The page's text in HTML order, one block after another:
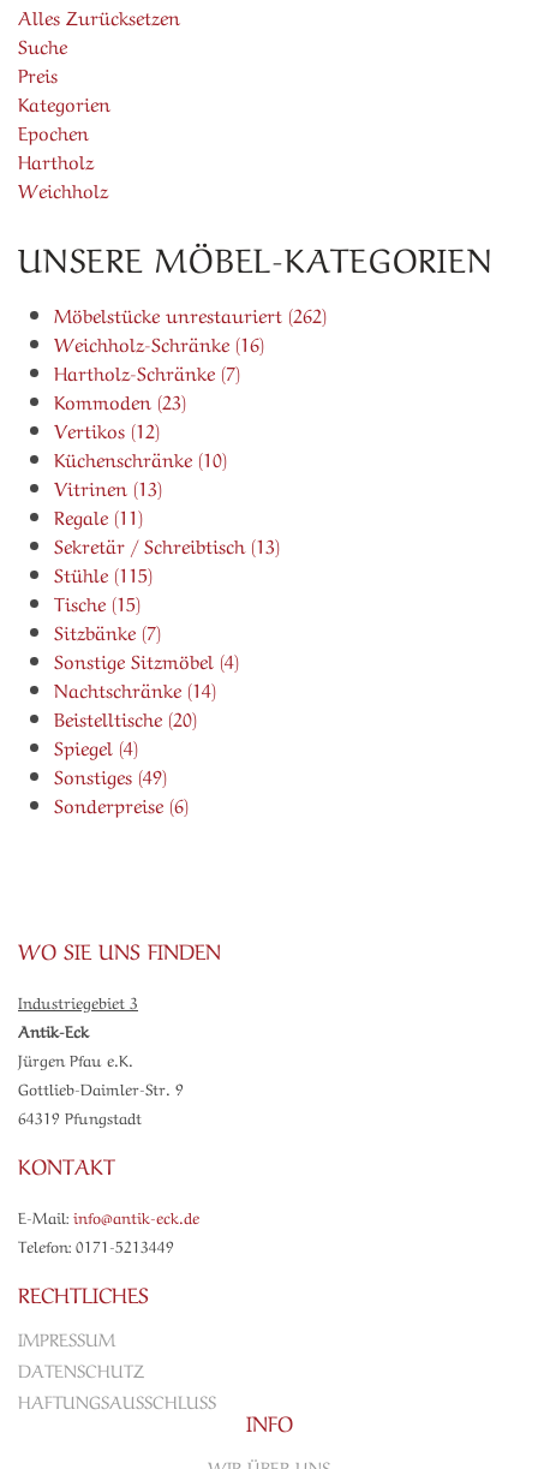
Alles Zurücksetzen
Suche
Preis
Kategorien
Epochen
Hartholz
Weichholz
UNSERE MÖBEL-KATEGORIEN
Möbelstücke unrestauriert (262)
Weichholz-Schränke (16)
Hartholz-Schränke (7)
Kommoden (23)
Vertikos (12)
Küchenschränke (10)
Vitrinen (13)
Regale (11)
Sekretär / Schreibtisch (13)
Stühle (115)
Tische (15)
Sitzbänke (7)
Sonstige Sitzmöbel (4)
Nachtschränke (14)
Beistelltische (20)
Spiegel (4)
Sonstiges (49)
Sonderpreise (6)
WO SIE UNS FINDEN
Industriegebiet 3
Antik-Eck
Jürgen Pfau e.K.
Gottlieb-Daimler-Str. 9
64319 Pfungstadt
KONTAKT
E-Mail: info@antik-eck.de
Telefon: 0171-5213449
RECHTLICHES
IMPRESSUM
DATENSCHUTZ
HAFTUNGSAUSSCHLUSS
INFO